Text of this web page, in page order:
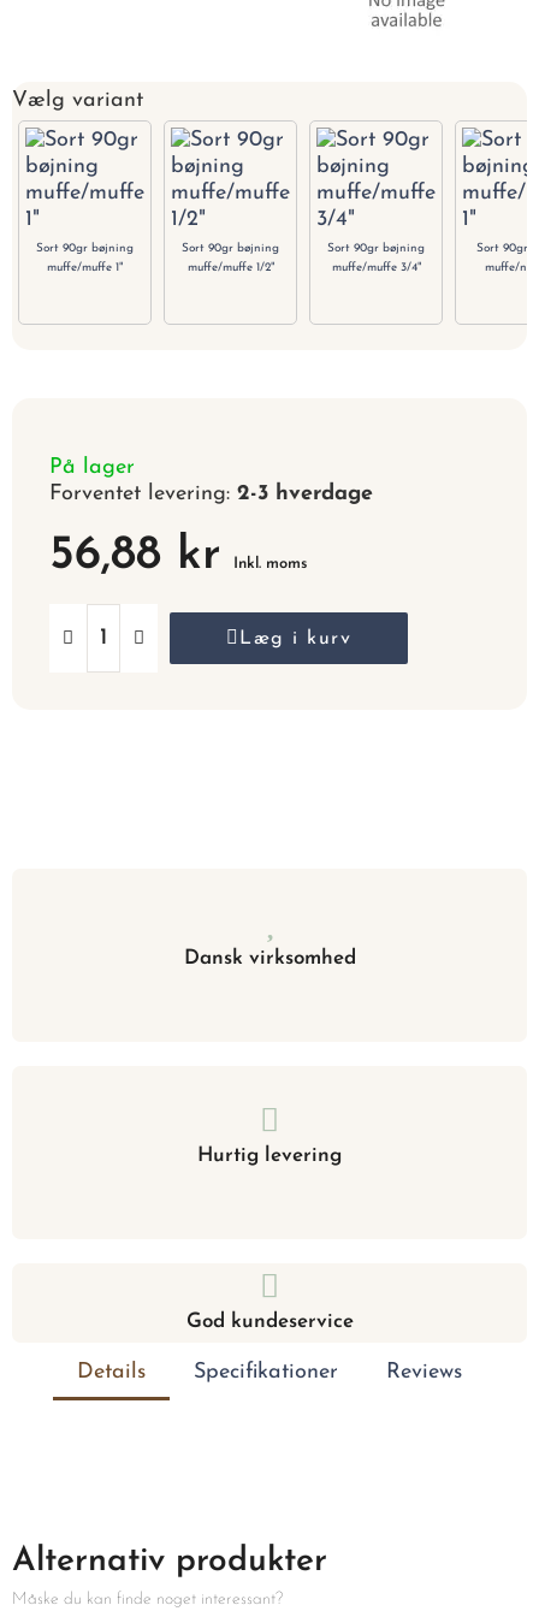
Vælg variant
Sort 90gr bøjning
muffe/muffe 1"
Sort 90gr bøjning
muffe/muffe 1/2"
Sort 90gr bøjning
muffe/muffe 3/4"
Sort 90gr
muffe/
På lager
Forventet levering: 2-3 hverdage
56,88 kr Inkl. moms
Læg i kurv
Dansk virksomhed
Hurtig levering
God kundeservice
Details Specifikationer Reviews
Alternativ produkter
Måske du kan finde noget interessant?